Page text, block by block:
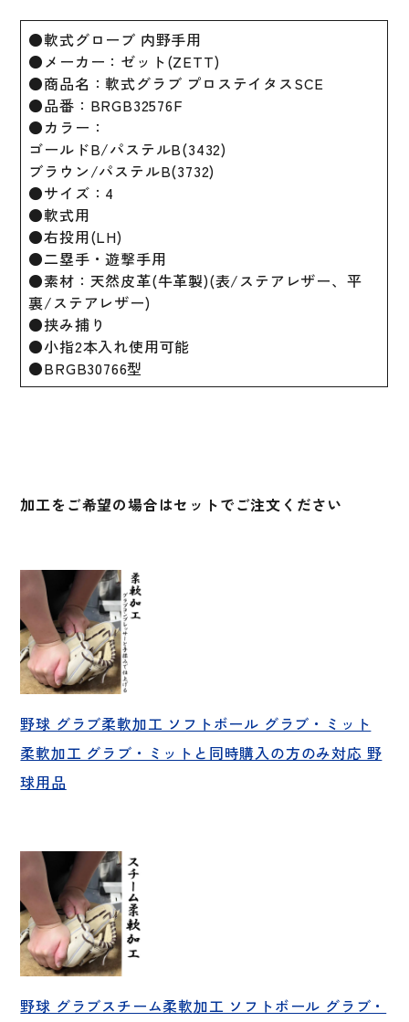
●軟式グローブ 内野手用
●メーカー：ゼット(ZETT)
●商品名：軟式グラブ プロステイタスSCE
●品番：BRGB32576F
●カラー：
ゴールドB/パステルB(3432)
ブラウン/パステルB(3732)
●サイズ：4
●軟式用
●右投用(LH)
●二塁手・遊撃手用
●素材：天然皮革(牛革製)(表/ステアレザー、平
裏/ステアレザー)
●挟み捕り
●小指2本入れ使用可能
●BRGB30766型
加工をご希望の場合はセットでご注文ください
野球 グラブ柔軟加工 ソフトボール グラブ・ミット
柔軟加工 グラブ・ミットと同時購入の方のみ対応 野
球用品
野球 グラブスチーム柔軟加工 ソフトボール グラブ・